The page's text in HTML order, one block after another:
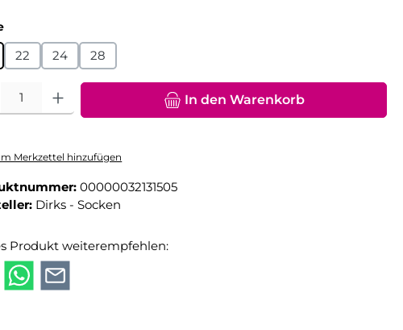
auswählen
22 24 28
Anzahl: Gib den gewünschten Wert ein oder benutze die
In den Warenkorb
Merkzettel hinzufügen
00000032131505
Dirks - Socken
Produkt weiterempfehlen: